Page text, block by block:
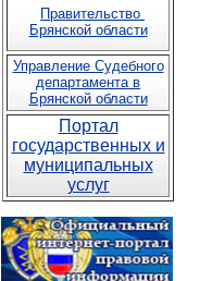
Правительство
Брянской области
Управление Судебного
департамента в
Брянской области
Портал
государственных и
муниципальных
услуг